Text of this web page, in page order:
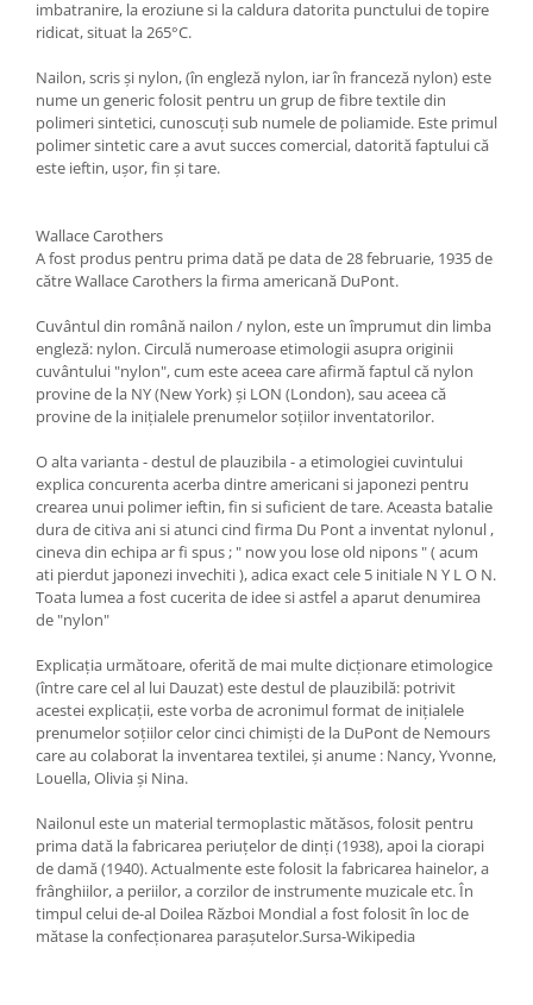
imbatranire, la eroziune si la caldura datorita punctului de topire
ridicat, situat la 265°C.
Nailon, scris și nylon, (în engleză nylon, iar în franceză nylon) este
nume un generic folosit pentru un grup de fibre textile din
polimeri sintetici, cunoscuți sub numele de poliamide. Este primul
polimer sintetic care a avut succes comercial, datorită faptului că
este ieftin, ușor, fin și tare.
Wallace Carothers
A fost produs pentru prima dată pe data de 28 februarie, 1935 de
către Wallace Carothers la firma americană DuPont.
Cuvântul din română nailon / nylon, este un împrumut din limba
engleză: nylon. Circulă numeroase etimologii asupra originii
cuvântului "nylon", cum este aceea care afirmă faptul că nylon
provine de la NY (New York) și LON (London), sau aceea că
provine de la inițialele prenumelor soțiilor inventatorilor.
O alta varianta - destul de plauzibila - a etimologiei cuvintului
explica concurenta acerba dintre americani si japonezi pentru
crearea unui polimer ieftin, fin si suficient de tare. Aceasta batalie
dura de citiva ani si atunci cind firma Du Pont a inventat nylonul ,
cineva din echipa ar fi spus ; " now you lose old nipons " ( acum
ati pierdut japonezi invechiti ), adica exact cele 5 initiale N Y L O N.
Toata lumea a fost cucerita de idee si astfel a aparut denumirea
de "nylon"
Explicația următoare, oferită de mai multe dicționare etimologice
(între care cel al lui Dauzat) este destul de plauzibilă: potrivit
acestei explicații, este vorba de acronimul format de inițialele
prenumelor soțiilor celor cinci chimiști de la DuPont de Nemours
care au colaborat la inventarea textilei, și anume : Nancy, Yvonne,
Louella, Olivia și Nina.
Nailonul este un material termoplastic mătăsos, folosit pentru
prima dată la fabricarea periuțelor de dinți (1938), apoi la ciorapi
de damă (1940). Actualmente este folosit la fabricarea hainelor, a
frânghiilor, a periilor, a corzilor de instrumente muzicale etc. În
timpul celui de-al Doilea Război Mondial a fost folosit în loc de
mătase la confecționarea parașutelor.Sursa-Wikipedia